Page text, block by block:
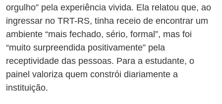
orgulho” pela experiência vivida. Ela relatou que, ao
ingressar no TRT-RS, tinha receio de encontrar um
ambiente “mais fechado, sério, formal”, mas foi
“muito surpreendida positivamente” pela
receptividade das pessoas. Para a estudante, o
painel valoriza quem constrói diariamente a
instituição.